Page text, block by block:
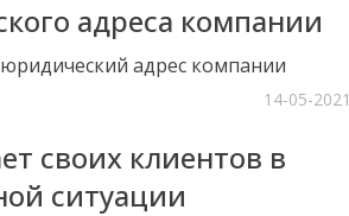
адреса компании
адрес компании
14-05-2021
своих клиентов в
ситуации